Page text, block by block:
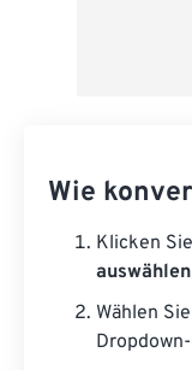
Wie
Klicken
auswählen
Wählen